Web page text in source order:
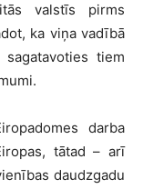
valstīs pirms
ka viņa vadībā
tiem
darba
tātad – arī
daudzgadu